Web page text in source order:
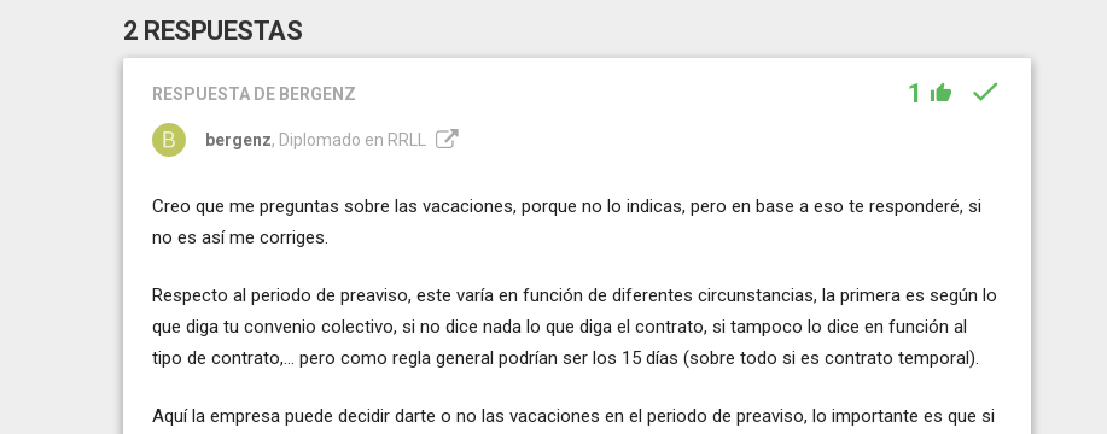
2 RESPUESTAS
RESPUESTA DE BERGENZ 1
bergenz, Diplomado en RRLL
Creo que me preguntas sobre las vacaciones, porque no lo indicas, pero en base a eso te responderé, si
no es así me corriges.
Respecto al periodo de preaviso, este varía en función de diferentes circunstancias, la primera es según lo
que diga tu convenio colectivo, si no dice nada lo que diga el contrato, si tampoco lo dice en función al
tipo de contrato,... pero como regla general podrían ser los 15 días (sobre todo si es contrato temporal).
Aquí la empresa puede decidir darte o no las vacaciones en el periodo de preaviso, lo importante es que si